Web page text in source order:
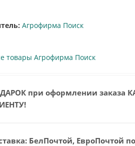
Агрофирма Поиск
товары Агрофирма Поиск
при оформлении заказа
БелПочтой, ЕвроПочтой